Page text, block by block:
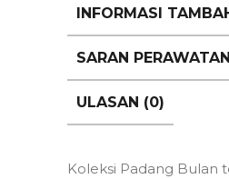
INFORMASI
SARAN PERAWATAN
ULASAN (0)
Koleksi Padang Bulan